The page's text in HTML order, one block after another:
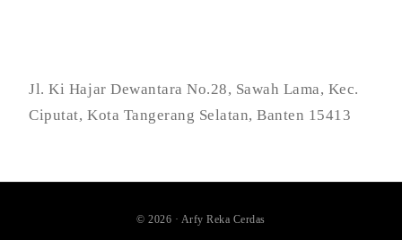
Jl. Ki Hajar Dewantara No.28, Sawah Lama, Kec.
Ciputat, Kota Tangerang Selatan, Banten 15413
© 2026 · Arfy Reka Cerdas